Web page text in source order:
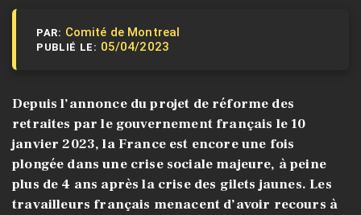
PAR: Comité de Montreal
PUBLIÉ LE: 05/04/2023
Depuis l’annonce du projet de réforme des
retraites par le gouvernement français le 10
janvier 2023, la France est encore une fois
plongée dans une crise sociale majeure, à peine
plus de 4 ans après la crise des gilets jaunes. Les
travailleurs français menacent d’avoir recours à